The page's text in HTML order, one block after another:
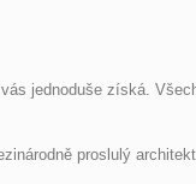
jednoduše získá.
proslulý